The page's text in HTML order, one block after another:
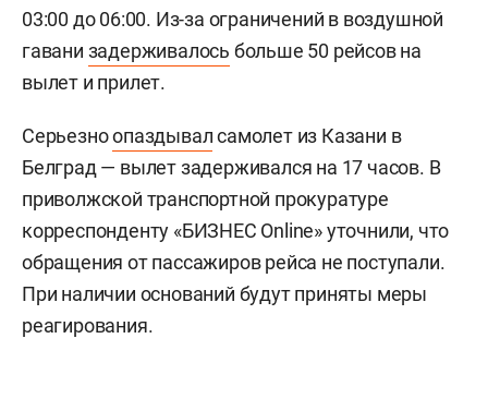
03:00 до 06:00. Из-за ограничений в воздушной
гавани задерживалось больше 50 рейсов на
вылет и прилет.
Серьезноопаздывалсамолет из Казани в
Белград — вылет задерживался на 17 часов. В
приволжской транспортной прокуратуре
корреспонденту «БИЗНЕС Online» уточнили, что
обращения от пассажиров рейса не поступали.
При наличии оснований будут приняты меры
реагирования.